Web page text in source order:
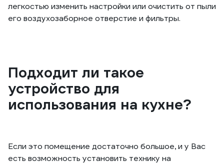
легкостью изменить настройки или очистить от пыли
его воздухозаборное отверстие и фильтры.
Подходит ли такое
устройство для
использования на кухне?
Если это помещение достаточно большое, и у Вас
есть возможность установить технику на